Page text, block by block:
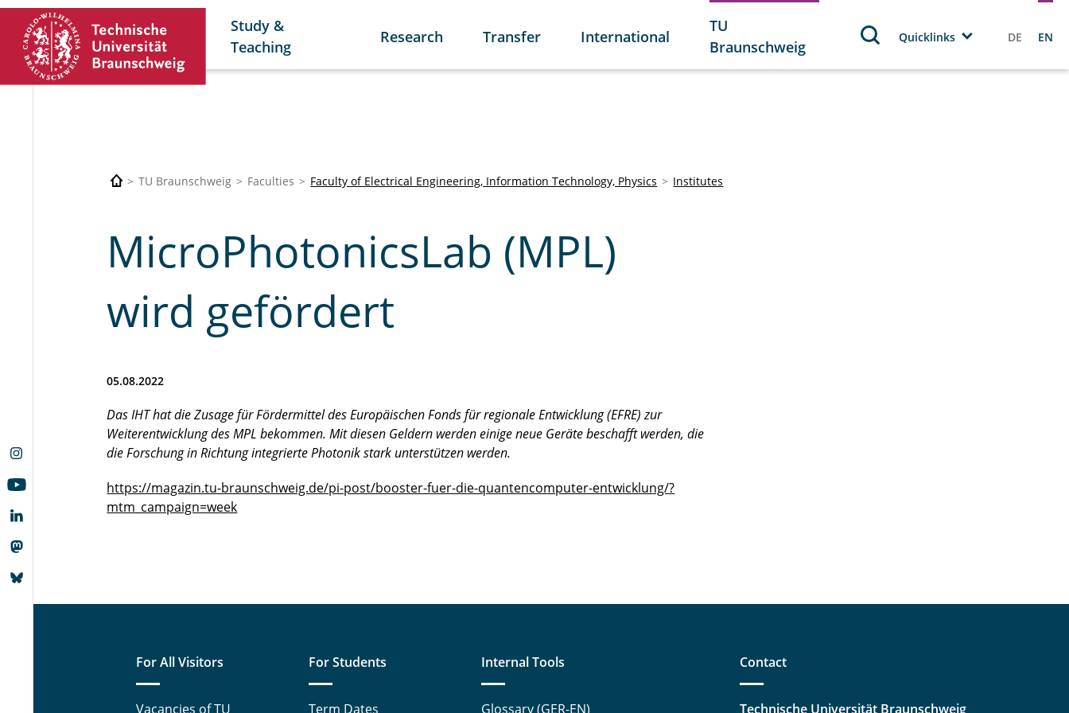
Study &
Teaching
Research Transfer International
TU
Braunschweig
Quicklinks DE EN
TU Braunschweig Faculties Faculty of Electrical Engineering, Information Technology, Physics Institutes
MicroPhotonicsLab (MPL)
wird gefördert
05.08.2022
Das IHT hat die Zusage für Fördermittel des Europäischen Fonds für regionale Entwicklung (EFRE) zur
Weiterentwicklung des MPL bekommen. Mit diesen Geldern werden einige neue Geräte beschafft werden, die
die Forschung in Richtung integrierte Photonik stark unterstützen werden.
https://magazin.tu-braunschweig.de/pi-post/booster-fuer-die-quantencomputer-entwicklung/?
mtm_campaign=week
For All Visitors
Vacancies of TU
For Students
Term Dates
Internal Tools
Glossary (GER-EN)
Contact
Technische Universität Braunschweig